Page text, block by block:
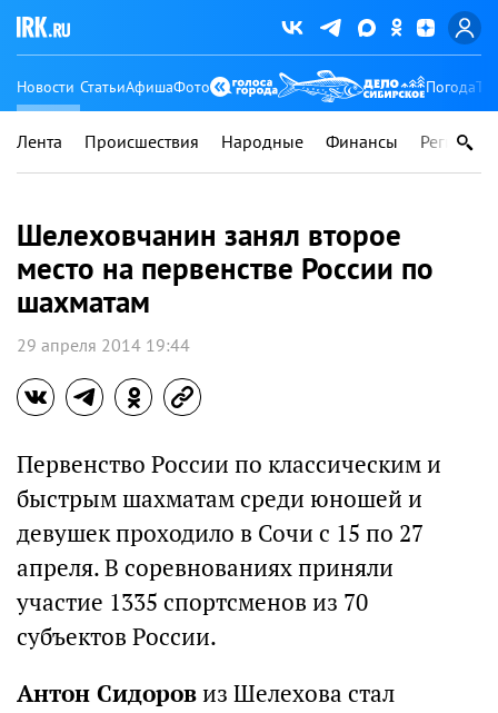
Новости СтатьиАфишаФото Погода
Лента Происшествия Народные Финансы Регионы
Шелеховчанин занял второе
место на первенстве России по
шахматам
29 апреля 2014 19:44
Первенство России по классическим и
быстрым шахматам среди юношей и
девушек проходило в Сочи с 15 по 27
апреля. В соревнованиях приняли
участие 1335 спортсменов из 70
субъектов России.
Антон Сидоровиз Шелехова стал